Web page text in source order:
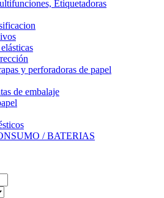
Etiquetadoras
y perforadoras de papel
de embalaje
/ BATERIAS